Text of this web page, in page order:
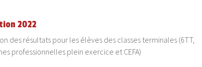
2022
des résultats pour les élèves des classes terminales (6TT,
professionnelles plein exercice et CEFA)